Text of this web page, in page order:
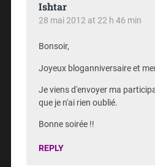
Ishtar
28 mai 2012 at 22 h 46 min
Bonsoir,
Joyeux bloganniversaire et
Je viens d'envoyer ma
que je n'ai rien oublié.
Bonne soirée !!
REPLY